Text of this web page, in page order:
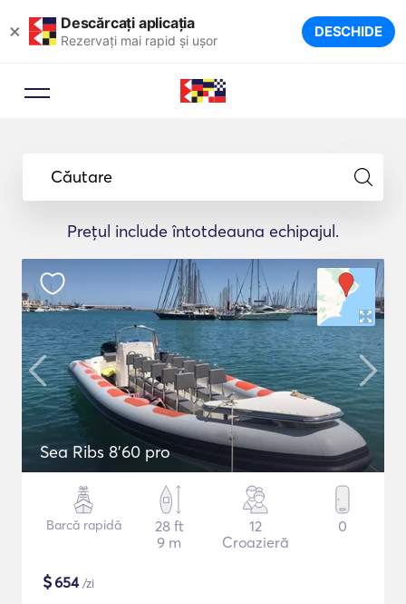
× Descărcați aplicația
Rezervați mai rapid și ușor DESCHIDE
Căutare
Prețul include întotdeauna echipajul.
Sea Ribs 8'60 pro
Barcă rapidă
28 ft
9 m
12
Croazieră
0
$654/zi